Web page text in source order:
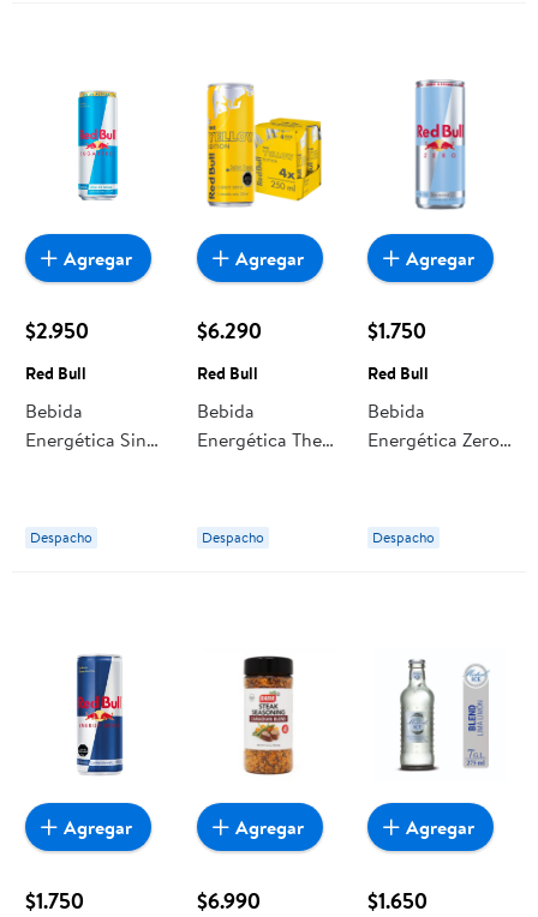
$2.950
Red Bull
Bebida
Energética Sin
Despacho
Agregar
$6.290
Red Bull
Bebida
Energética The
Bull
Despacho
Agregar
$1.750
Red Bull
Bebida
Energética Zero
Despacho
Agregar
$1.750
Agregar
$6.990
Agregar
$1.650
Agregar